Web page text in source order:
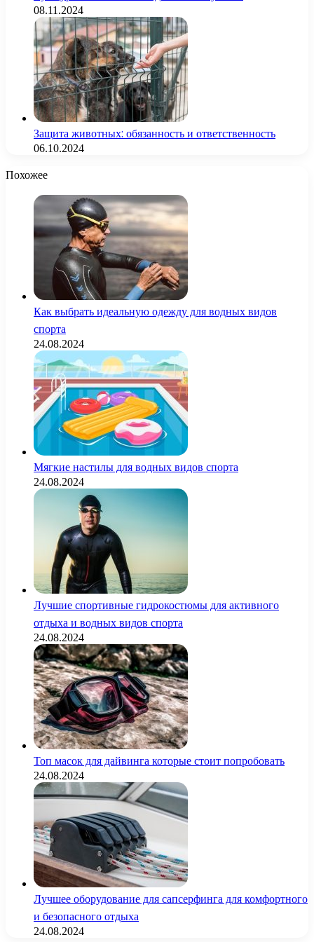
08.11.2024
Защита животных: обязанность и ответственность
06.10.2024
Похожее
Как выбрать идеальную одежду для водных видов
спорта
24.08.2024
Мягкие настилы для водных видов спорта
24.08.2024
Лучшие спортивные гидрокостюмы для активного
отдыха и водных видов спорта
24.08.2024
Топ масок для дайвинга которые стоит попробовать
24.08.2024
Лучшее оборудование для сапсерфинга для комфортного
и безопасного отдыха
24.08.2024